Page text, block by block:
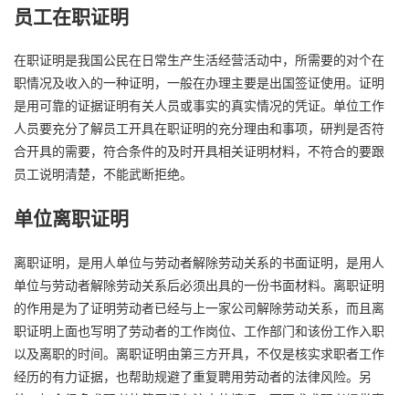
员工在职证明
在职证明是我国公民在日常生产生活经营活动中，所需要的对个在
职情况及收入的一种证明，一般在办理主要是出国签证使用。证明
是用可靠的证据证明有关人员或事实的真实情况的凭证。单位工作
人员要充分了解员工开具在职证明的充分理由和事项，研判是否符
合开具的需要，符合条件的及时开具相关证明材料，不符合的要跟
员工说明清楚，不能武断拒绝。
单位离职证明
离职证明，是用人单位与劳动者解除劳动关系的书面证明，是用人
单位与劳动者解除劳动关系后必须出具的一份书面材料。离职证明
的作用是为了证明劳动者已经与上一家公司解除劳动关系，而且离
职证明上面也写明了劳动者的工作岗位、工作部门和该份工作入职
以及离职的时间。离职证明由第三方开具，不仅是核实求职者工作
经历的有力证据，也帮助规避了重复聘用劳动者的法律风险。另